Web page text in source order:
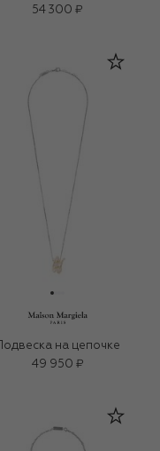
54 300 ₽
Подвеска на цепочке
49 950 ₽